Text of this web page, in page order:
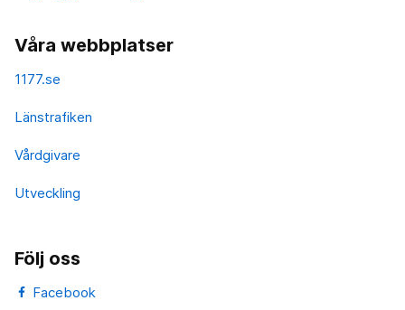
Våra webbplatser
1177.se
Länstrafiken
Vårdgivare
Utveckling
Följ oss
Facebook